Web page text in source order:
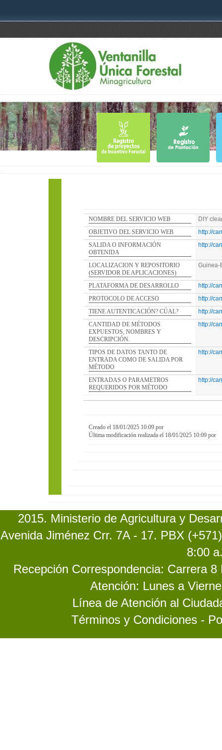
NOMBRE DEL SERVICIO WEB
DIY
OBJETIVO DEL SERVICIO WEB
http://
SALIDA O INFORMACIÓN
OBTENIDA
http://
LOCALIZACION Y REPOSITORIO
(SERVIDOR DE APLICACIONES)
Guinea-
PLATAFORMA DE DESARROLLO
http://
PROTOCOLO DE ACCESO
http://
TIENE AUTENTICACIÓN? CÚAL?
http://
CANTIDAD DE MÉTODOS
EXPUESTOS, NOMBRES Y
DESCRIPCIÓN.
http://
TIPOS DE DATOS TANTO DE
ENTRADA COMO DE SALIDA POR
MÉTODO
http://
ENTRADAS O PARAMETROS
REQUERIDOS POR MÉTODO
http://
Creado el 18/01/2025 10:09 por
Última modificación realizada el 18/01/2025 10:09 por
2015. Ministerio de Agricultura y
Avenida Jiménez Crr. 7A - 17. PBX
8:00
Recepción Correspondencia: Carrera
Atención: Lunes a
Línea de Atención al
Términos y Condiciones -